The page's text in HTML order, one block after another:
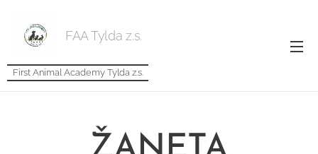
FAA Tylda z.s.
First Animal Academy Tylda z.s.